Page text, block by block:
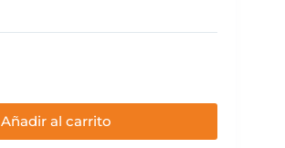
Añadir al carrito